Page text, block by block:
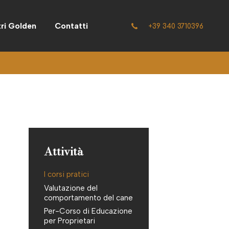
Golden Contatti +39 340 3710396
Attività
I corsi pratici
Valutazione del
comportamento del cane
Per-Corso di Educazione
per Proprietari